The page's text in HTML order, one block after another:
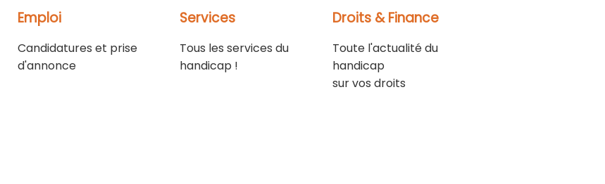
Emploi
Candidatures et prise
d'annonce
Services
Tous les services du
handicap !
Droits & Finance
Toute l'actualité du
handicap
sur vos droits